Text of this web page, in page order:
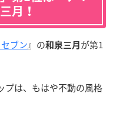
月！
ブン』の和泉三月 が第1
プは、もはや不動の風格